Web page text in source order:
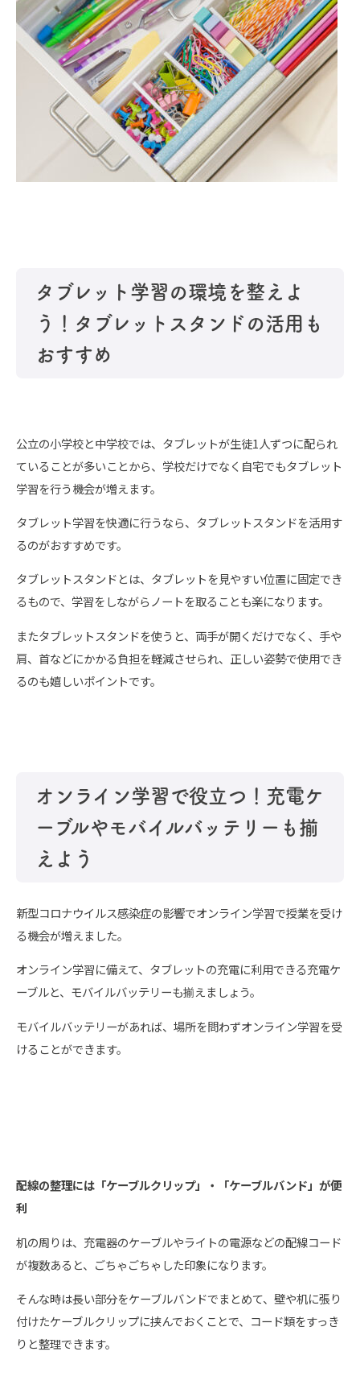
タブレット学習の環境を整えよ
う！タブレットスタンドの活用も
おすすめ
公立の小学校と中学校では、タブレットが生徒1人ずつに配られ
ていることが多いことから、学校だけでなく自宅でもタブレット
学習を行う機会が増えます。
タブレット学習を快適に行うなら、タブレットスタンドを活用す
るのがおすすめです。
タブレットスタンドとは、タブレットを見やすい位置に固定でき
るもので、学習をしながらノートを取ることも楽になります。
またタブレットスタンドを使うと、両手が開くだけでなく、手や
肩、首などにかかる負担を軽減させられ、正しい姿勢で使用でき
るのも嬉しいポイントです。
オンライン学習で役立つ！充電ケ
ーブルやモバイルバッテリーも揃
えよう
新型コロナウイルス感染症の影響でオンライン学習で授業を受け
る機会が増えました。
オンライン学習に備えて、タブレットの充電に利用できる充電ケ
ーブルと、モバイルバッテリーも揃えましょう。
モバイルバッテリーがあれば、場所を問わずオンライン学習を受
けることができます。
配線の整理には「ケーブルクリップ」・「ケーブルバンド」が便
利
机の周りは、充電器のケーブルやライトの電源などの配線コード
が複数あると、ごちゃごちゃした印象になります。
そんな時は長い部分をケーブルバンドでまとめて、壁や机に張り
付けたケーブルクリップに挟んでおくことで、コード類をすっき
りと整理できます。